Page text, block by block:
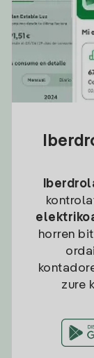
horren
zure